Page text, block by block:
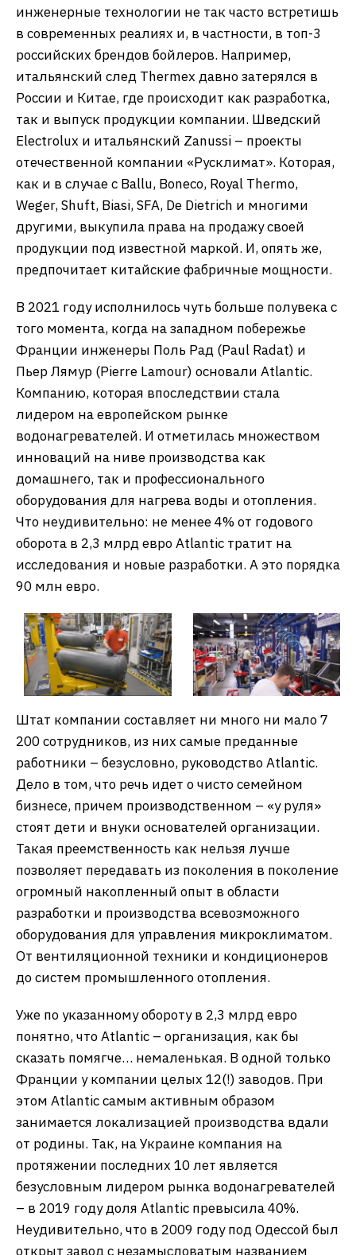
инженерные технологии не так часто встретишь
в современных реалиях и, в частности, в топ-3
российских брендов бойлеров. Например,
итальянский след Thermex давно затерялся в
России и Китае, где происходит как разработка,
так и выпуск продукции компании. Шведский
Electrolux и итальянский Zanussi – проекты
отечественной компании «Русклимат». Которая,
как и в случае с Ballu, Boneco, Royal Thermo,
Weger, Shuft, Biasi, SFA, De Dietrich и многими
другими, выкупила права на продажу своей
продукции под известной маркой. И, опять же,
предпочитает китайские фабричные мощности.
В 2021 году исполнилось чуть больше полувека с
того момента, когда на западном побережье
Франции инженеры Поль Рад (Paul Radat) и
Пьер Лямур (Pierre Lamour) основали Atlantic.
Компанию, которая впоследствии стала
лидером на европейском рынке
водонагревателей. И отметилась множеством
инноваций на ниве производства как
домашнего, так и профессионального
оборудования для нагрева воды и отопления.
Что неудивительно: не менее 4% от годового
оборота в 2,3 млрд евро Atlantic тратит на
исследования и новые разработки. А это порядка
90 млн евро.
Штат компании составляет ни много ни мало 7
200 сотрудников, из них самые преданные
работники – безусловно, руководство Atlantic.
Дело в том, что речь идет о чисто семейном
бизнесе, причем производственном – «у руля»
стоят дети и внуки основателей организации.
Такая преемственность как нельзя лучше
позволяет передавать из поколения в поколение
огромный накопленный опыт в области
разработки и производства всевозможного
оборудования для управления микроклиматом.
От вентиляционной техники и кондиционеров
до систем промышленного отопления.
Уже по указанному обороту в 2,3 млрд евро
понятно, что Atlantic – организация, как бы
сказать помягче… немаленькая. В одной только
Франции у компании целых 12(!) заводов. При
этом Atlantic самым активным образом
занимается локализацией производства вдали
от родины. Так, на Украине компания на
протяжении последних 10 лет является
безусловным лидером рынка водонагревателей
– в 2019 году доля Atlantic превысила 40%.
Неудивительно, что в 2009 году под Одессой был
открыт завод с незамысловатым названием